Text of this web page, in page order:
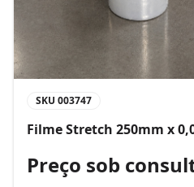
SKU 003747
Filme Stretch 250mm x
Preço sob